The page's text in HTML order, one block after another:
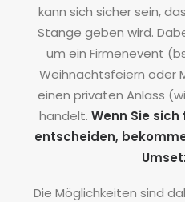
kann sich sicher sein,
Stange geben wird.
um ein Firmenevent
Weihnachtsfeiern oder
einen privaten Anlass
handelt. Wenn Sie
entscheiden,
Die Möglichkeiten sind